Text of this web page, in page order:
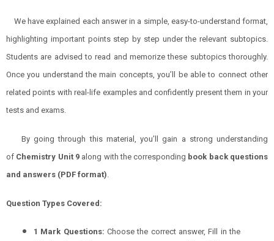
We have explained each answer in a simple, easy-to-understand format,
highlighting important points step by step under the relevant subtopics.
Students are advised to read and memorize these subtopics thoroughly.
Once you understand the main concepts, you’ll be able to connect other
related points with real-life examples and confidently present them in your
tests and exams.
By going through this material, you’ll gain a strong understanding
of Chemistry Unit 9 along with the corresponding book back questions
and answers (PDF format).
Question Types Covered:
1 Mark Questions: Choose the correct answer, Fill in the